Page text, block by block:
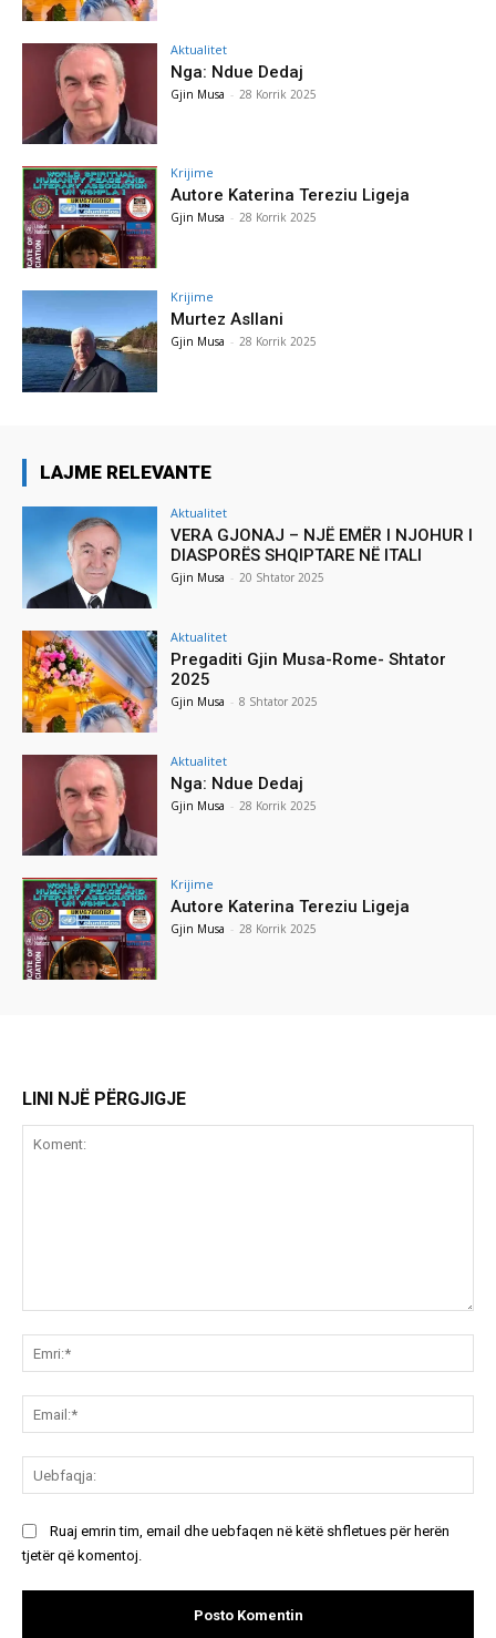
Aktualitet
Nga: Ndue Dedaj
Gjin Musa - 28 Korrik 2025
Krijime
Autore Katerina Tereziu Ligeja
Gjin Musa - 28 Korrik 2025
Krijime
Murtez Asllani
Gjin Musa - 28 Korrik 2025
LAJME RELEVANTE
Aktualitet
VERA GJONAJ – NJË EMËR I NJOHUR I
DIASPORËS SHQIPTARE NË ITALI
Gjin Musa - 20 Shtator 2025
Aktualitet
Pregaditi Gjin Musa-Rome- Shtator
2025
Gjin Musa - 8 Shtator 2025
Aktualitet
Nga: Ndue Dedaj
Gjin Musa - 28 Korrik 2025
Krijime
Autore Katerina Tereziu Ligeja
Gjin Musa - 28 Korrik 2025
LINI NJË PËRGJIGJE
Ruaj emrin tim, email dhe uebfaqen në këtë shfletues për herën
tjetër që komentoj.